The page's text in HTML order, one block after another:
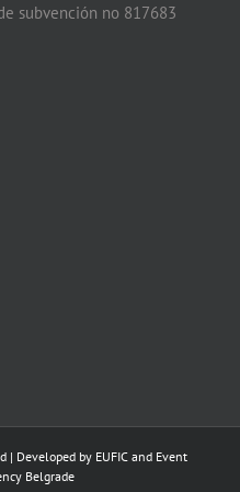
subvención no 817683
Developed by EUFIC and Event
Belgrade